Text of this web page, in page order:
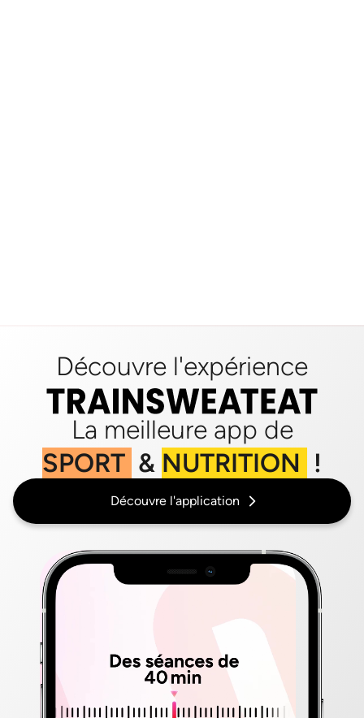
Découvre l'expérience
La meilleure app de
SPORT & NUTRITION !
Découvre l'application